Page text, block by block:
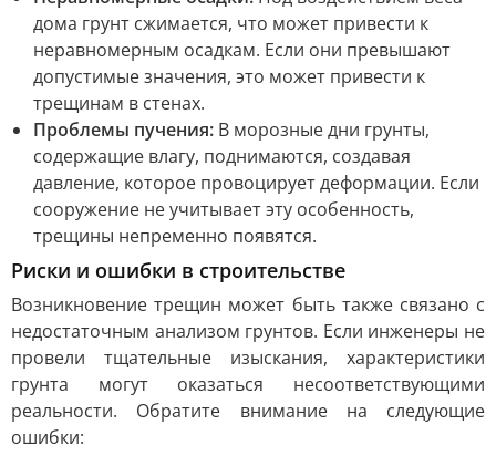
дома грунт сжимается, что может привести к
неравномерным осадкам. Если они превышают
допустимые значения, это может привести к
трещинам в стенах.
Проблемы пучения: В морозные дни грунты,
содержащие влагу, поднимаются, создавая
давление, которое провоцирует деформации. Если
сооружение не учитывает эту особенность,
трещины непременно появятся.
Риски и ошибки в строительстве
Возникновение трещин может быть также связано с
недостаточным анализом грунтов. Если инженеры не
провели тщательные изыскания, характеристики
грунта могут оказаться несоответствующими
реальности. Обратите внимание на следующие
ошибки: